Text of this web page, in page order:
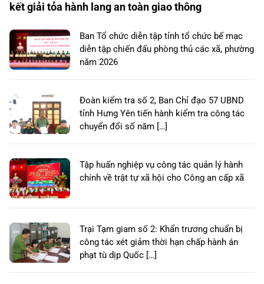
kết giải tỏa hành lang an toàn giao thông
Ban Tổ chức diễn tập tỉnh tổ chức bế mạc
diễn tập chiến đấu phòng thủ các xã, phường
năm 2026
Đoàn kiểm tra số 2, Ban Chỉ đạo 57 UBND
tỉnh Hưng Yên tiến hành kiểm tra công tác
chuyển đổi số năm […]
Tập huấn nghiệp vụ công tác quản lý hành
chính về trật tự xã hội cho Công an cấp xã
Trại Tạm giam số 2: Khẩn trương chuẩn bị
công tác xét giảm thời hạn chấp hành án
phạt tù dịp Quốc […]